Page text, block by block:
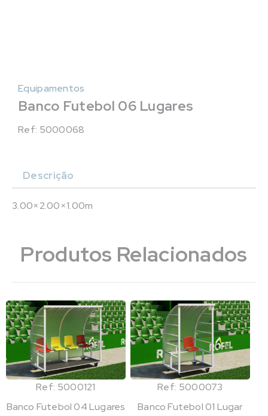
Equipamentos
Banco Futebol 06 Lugares
Ref: 5000068
Descrição
3.00×2.00×1.00m
Produtos Relacionados
Ref: 5000121
Banco Futebol 04 Lugares
Ref: 5000073
Banco Futebol 01 Lugar